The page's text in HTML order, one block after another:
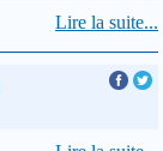
Lire la suite...